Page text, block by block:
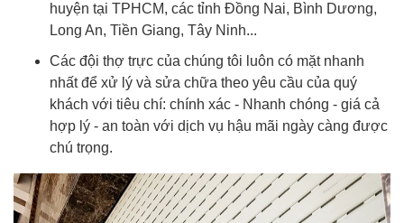
huyện tại TPHCM, các tỉnh Đồng Nai, Bình Dương,
Long An, Tiền Giang, Tây Ninh...
Các đội thợ trực của chúng tôi luôn có mặt nhanh
nhất để xử lý và sửa chữa theo yêu cầu của quý
khách với tiêu chí: chính xác - Nhanh chóng - giá cả
hợp lý - an toàn với dịch vụ hậu mãi ngày càng được
chú trọng.